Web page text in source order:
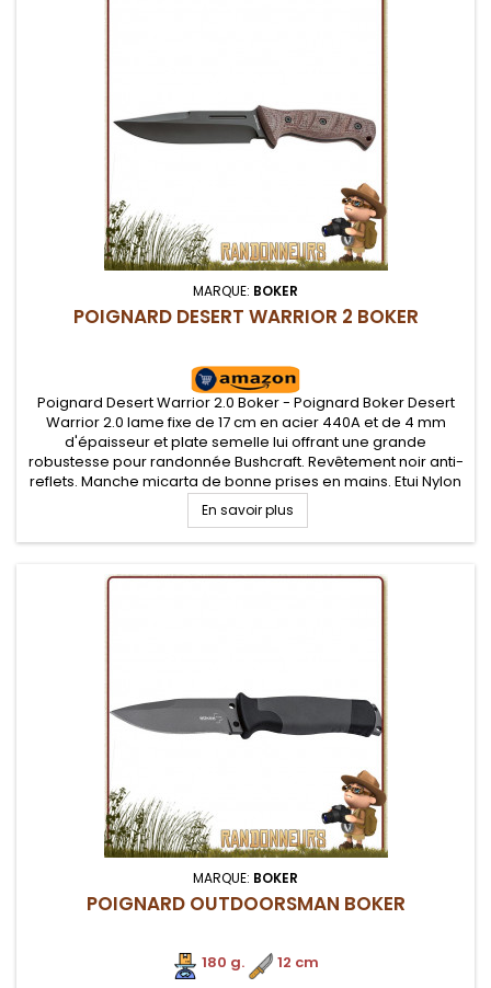
MARQUE: BOKER
POIGNARD DESERT WARRIOR 2 BOKER
Poignard Desert Warrior 2.0 Boker - Poignard Boker Desert
Warrior 2.0 lame fixe de 17 cm en acier 440A et de 4 mm
d'épaisseur et plate semelle lui offrant une grande
robustesse pour randonnée Bushcraft. Revêtement noir anti-
reflets. Manche micarta de bonne prises en mains. Etui Nylon
tactique avec porte cuisse
En savoir plus
MARQUE: BOKER
POIGNARD OUTDOORSMAN BOKER
180 g.
12 cm